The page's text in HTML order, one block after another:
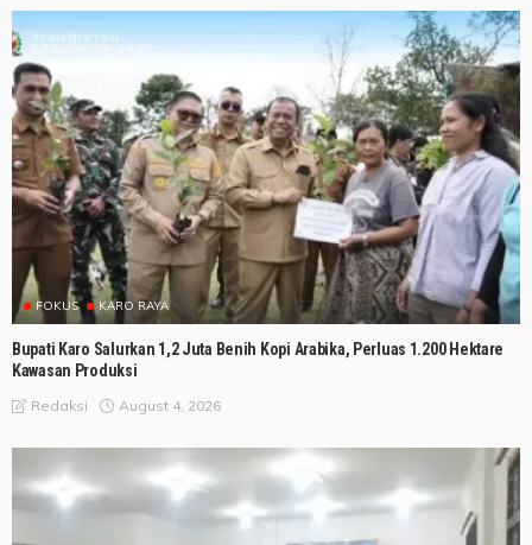
FOKUS KARO RAYA
Bupati Karo Salurkan 1,2 Juta Benih Kopi Arabika, Perluas 1.200 Hektare
Kawasan Produksi
Redaksi August 4, 2026